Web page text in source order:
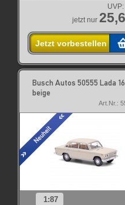
UVP:
jetzt nur
Jetzt vorbestellen
Busch Autos 50555 Lada
beige
Art.Nr.:
1:87